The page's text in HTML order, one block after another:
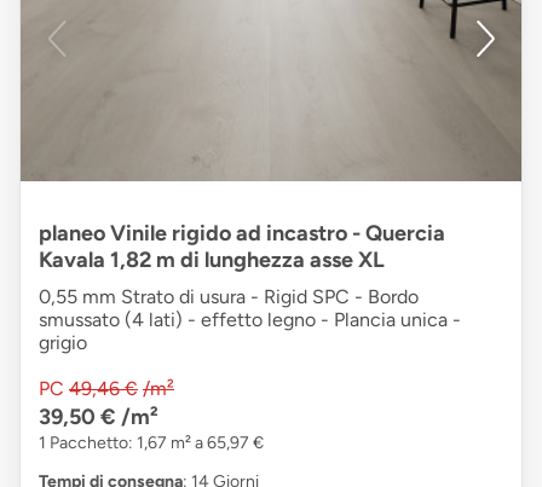
planeo Vinile rigido ad incastro - Quercia
Kavala 1,82 m di lunghezza asse XL
0,55 mm Strato di usura - Rigid SPC - Bordo
smussato (4 lati) - effetto legno - Plancia unica -
grigio
PC 49,46 € /m²
39,50 € /m²
1 Pacchetto: 1,67 m² a 65,97 €
Tempi di consegna: 14 Giorni